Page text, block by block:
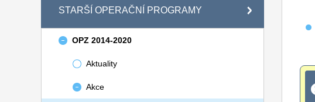
STARŠÍ OPERAČNÍ PROGRAMY
OPZ 2014-2020
Aktuality
Akce